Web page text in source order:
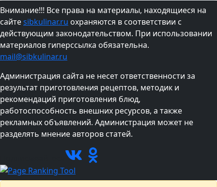
Внимание!!! Все права на материалы, находящиеся на
сайтеsibkulinar.ru охраняются в соответствии с
действующим законодательством. При использовании
материалов гиперссылка обязательна.
mail@sibkulinar.ru
Администрация сайта не несет ответственности за
результат приготовления рецептов, методик и
рекомендаций приготовления блюд,
работоспособность внешних ресурсов, а также
рекламных объявлений. Администрация может не
разделять мнение авторов статей.